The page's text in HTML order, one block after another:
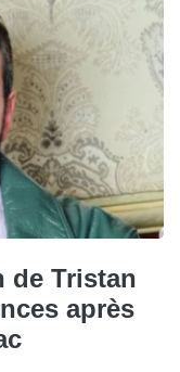
de Tristan
après